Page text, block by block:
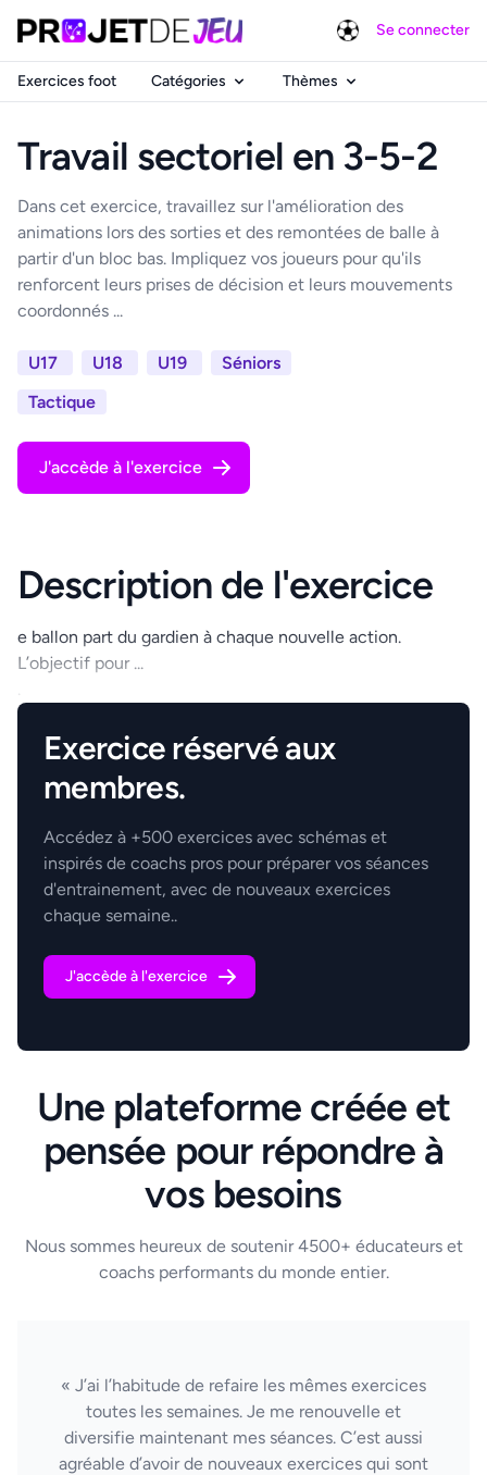
Se connecter
Exercices foot Catégories Thèmes
Travail sectoriel en 3-5-2
Dans cet exercice, travaillez sur l'amélioration des
animations lors des sorties et des remontées de balle à
partir d'un bloc bas. Impliquez vos joueurs pour qu'ils
renforcent leurs prises de décision et leurs mouvements
coordonnés ...
U17 U18 U19
Séniors
Tactique
J'accède à l'exercice
Description de l'exercice
e ballon part du gardien à chaque nouvelle action.
L’objectif pour ...
.
Exercice réservé aux
membres.
Accédez à +500 exercices avec schémas et
inspirés de coachs pros pour préparer vos séances
d'entrainement, avec de nouveaux exercices
chaque semaine..
J'accède à l'exercice
Une plateforme créée et
pensée pour répondre à
vos besoins
Nous sommes heureux de soutenir 4500+ éducateurs et
coachs performants du monde entier.
« J’ai l’habitude de refaire les mêmes exercices
toutes les semaines. Je me renouvelle et
diversifie maintenant mes séances. C’est aussi
agréable d’avoir de nouveaux exercices qui sont